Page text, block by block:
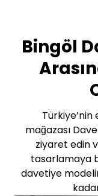
Bingöl
mağazası
ziyaret edin
tasarlamaya
davetiye